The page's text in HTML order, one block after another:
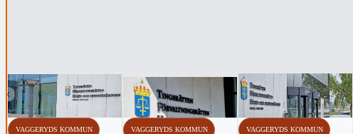
‹
VAGGERYDS KOMMUN VAGGERYDS KOMMUN VAGGERYDS KOMMUN